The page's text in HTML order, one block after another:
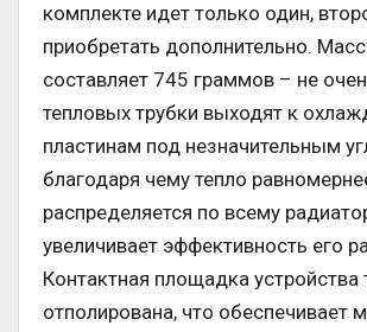
комплекте идет только один,
приобретать дополнительно.
составляет 745 граммов – не
тепловых трубки выходят к
пластинам под незначительным
благодаря чему тепло
распределяется по всему
увеличивает эффективность его
Контактная площадка устройства
отполирована, что обеспечивает